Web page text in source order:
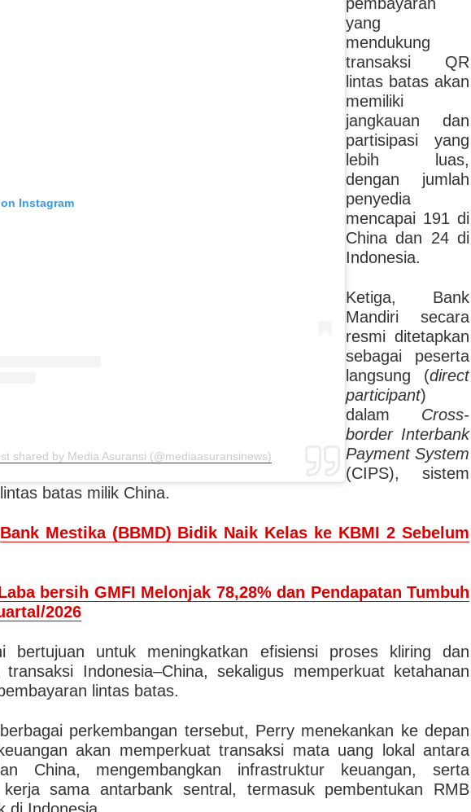
Instagram
shared by Media Asuransi (@mediaasuransinews)
yang
mendukung
transaksi QR
lintas batas akan
memiliki
jangkauan dan
partisipasi yang
lebih luas,
dengan jumlah
penyedia
mencapai 191 di
China dan 24 di
Indonesia.
Ketiga, Bank
Mandiri secara
resmi ditetapkan
sebagai peserta
langsung (direct
participant)
dalam Cross-
border Interbank
Payment System
(CIPS), sistem
batas milik China.
Bank Mestika (BBMD) Bidik Naik Kelas ke KBMI 2 Sebelum
bersih GMFI Melonjak 78,28% dan Pendapatan Tumbuh
2026
bertujuan untuk meningkatkan efisiensi proses kliring dan
transaksi Indonesia–China, sekaligus memperkuat ketahanan
lintas batas.
perkembangan tersebut, Perry menekankan ke depan
akan memperkuat transaksi mata uang lokal antara
China, mengembangkan infrastruktur keuangan, serta
kerja sama antarbank sentral, termasuk pembentukan RMB